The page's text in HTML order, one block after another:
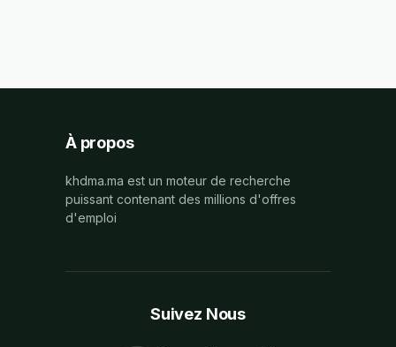
À propos
khdma.ma est un moteur de recherche
puissant contenant des millions d'offres
d'emploi
Suivez Nous